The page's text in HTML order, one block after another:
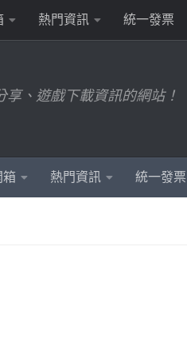
熱門資訊 統一發票
、遊戲下載資訊的網站！
箱 熱門資訊 統一發票